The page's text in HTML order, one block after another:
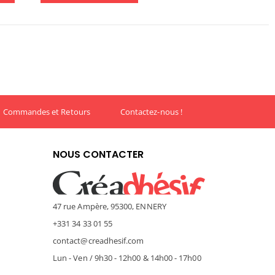
Commandes et Retours Contactez-nous !
NOUS CONTACTER
47 rue Ampère, 95300, ENNERY
+331 34 33 01 55
contact@creadhesif.com
Lun - Ven / 9h30 - 12h00 & 14h00 - 17h00